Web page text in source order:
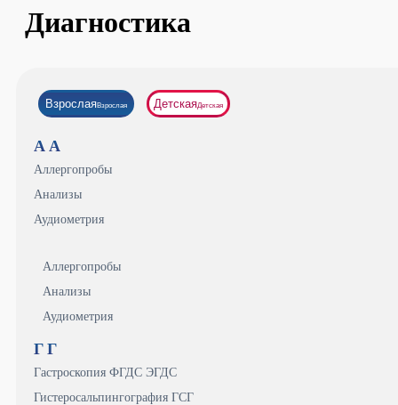
Диагностика
ВзрослаяВзрослая ДетскаяДетская
А А
Аллергопробы
Анализы
Аудиометрия
Аллергопробы
Анализы
Аудиометрия
Г Г
Гастроскопия ФГДС ЭГДС
Гистеросальпингография ГСГ